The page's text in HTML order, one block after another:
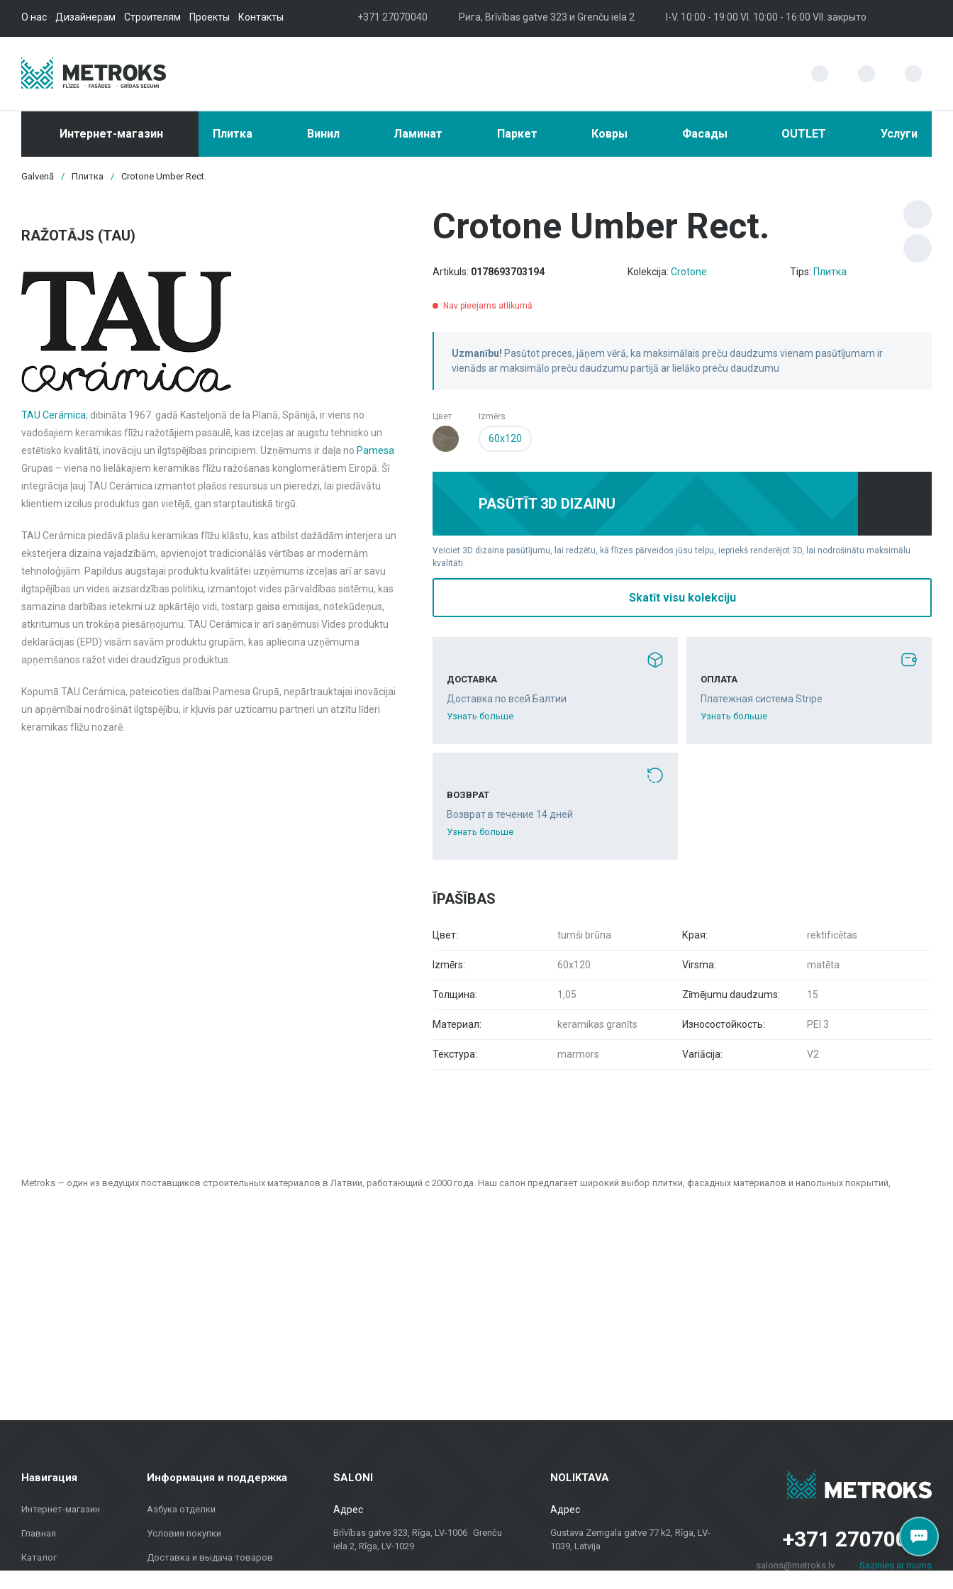
О нас Дизайнерам Строителям Проекты Контакты +371 27070040 Рига, Brīvības gatve 323 и Grenču iela 2 I-V. 10:00 - 19:00 VI. 10:00 - 16:00 VII. закрыто
Интернет-магазин Плитка Винил Ламинат Паркет Ковры Фасады OUTLET Услуги
Galvenā / Плитка / Crotone Umber Rect.
RAŽOTĀJS (TAU)
TAU Cerámica, dibināta 1967. gadā Kasteljonā de la Planā, Spānijā, ir viens no
vadošajiem keramikas flīžu ražotājiem pasaulē, kas izceļas ar augstu tehnisko un
estētisko kvalitāti, inovāciju un ilgtspējības principiem. Uzņēmums ir daļa no Pamesa
Grupas – viena no lielākajiem keramikas flīžu ražošanas konglomerātiem Eiropā. Šī
integrācija ļauj TAU Cerámica izmantot plašos resursus un pieredzi, lai piedāvātu
klientiem izcilus produktus gan vietējā, gan starptautiskā tirgū.
TAU Cerámica piedāvā plašu keramikas flīžu klāstu, kas atbilst dažādām interjera un
eksterjera dizaina vajadzībām, apvienojot tradicionālās vērtības ar modernām
tehnoloģijām. Papildus augstajai produktu kvalitātei uzņēmums izceļas arī ar savu
ilgtspējības un vides aizsardzības politiku, izmantojot vides pārvaldības sistēmu, kas
samazina darbības ietekmi uz apkārtējo vidi, tostarp gaisa emisijas, notekūdeņus,
atkritumus un trokšņa piesārņojumu. TAU Cerámica ir arī saņēmusi Vides produktu
deklarācijas (EPD) visām savām produktu grupām, kas apliecina uzņēmuma
apņemšanos ražot videi draudzīgus produktus.
Kopumā TAU Cerámica, pateicoties dalībai Pamesa Grupā, nepārtrauktajai inovācijai
un apņēmībai nodrošināt ilgtspējību, ir kļuvis par uzticamu partneri un atzītu līderi
keramikas flīžu nozarē.
Crotone Umber Rect.
Artikuls: 0178693703194 Kolekcija: Crotone Tips: Плитка
Nav pieejams atlikumā
Uzmanību! Pasūtot preces, jāņem vērā, ka maksimālais preču daudzums vienam pasūtījumam ir
vienāds ar maksimālo preču daudzumu partijā ar lielāko preču daudzumu
Цвет Izmērs
60x120
PASŪTĪT 3D DIZAINU
Veiciet 3D dizaina pasūtījumu, lai redzētu, kā flīzes pārveidos jūsu telpu, iepriekš renderējot 3D, lai nodrošinātu maksimālu
kvalitāti.
Skatīt visu kolekciju
ДОСТАВКА
Доставка по всей Балтии
Узнать больше
ОПЛАТА
Платежная система Stripe
Узнать больше
ВОЗВРАТ
Возврат в течение 14 дней
Узнать больше
ĪPAŠĪBAS
Цвет: tumši brūna
Izmērs: 60x120
Толщина: 1,05
Материал: keramikas granīts
Текстура: marmors
Края: rektificētas
Virsma: matēta
Zīmējumu daudzums: 15
Износостойкость: PEI 3
Variācija: V2
Metroks — один из ведущих поставщиков строительных материалов в Латвии, работающий с 2000 года. Наш салон предлагает широкий выбор плитки, фасадных материалов и напольных покрытий,
Навигация
Интернет-магазин
Главная
Каталог
Информация и поддержка
Азбука отделки
Условия покупки
Доставка и выдача товаров
SALONI
Адрес
Brīvības gatve 323, Rīga, LV-1006 Grenču
iela 2, Rīga, LV-1029
NOLIKTAVA
Адрес
Gustava Zemgala gatve 77 k2, Rīga, LV-
1039, Latvija
+371 27070040
salons@metroks.lv Sazinies ar mums